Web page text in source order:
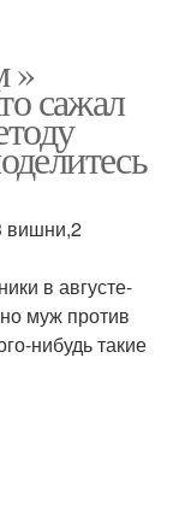
»
сажал
вишни,2
в августе-
муж против
нибудь такие